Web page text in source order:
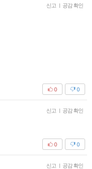
신고 | 공감 확인
0
0
신고 | 공감 확인
0
0
신고 | 공감 확인